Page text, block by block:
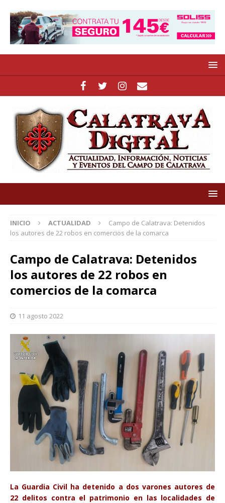
INICIO ACTUALIDAD
Campo de Calatrava: Detenidos
los autores de 22 robos en comercios de la comarca
Campo de Calatrava: Detenidos
los autores de 22 robos en
comercios de la comarca
11 agosto 2022
La Guardia Civil ha detenido a dos varones autores de
22 delitos contra el patrimonio en las localidades de